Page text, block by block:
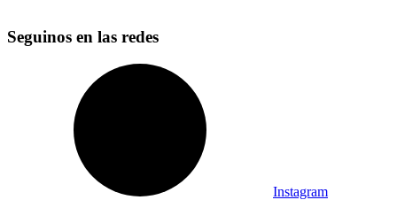
Seguinos en las redes
Instagram